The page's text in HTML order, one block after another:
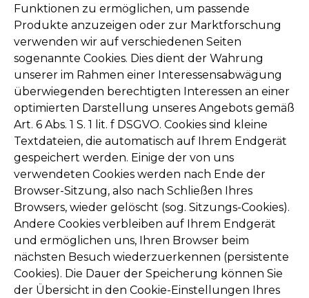
Funktionen zu ermöglichen, um passende
Produkte anzuzeigen oder zur Marktforschung
verwenden wir auf verschiedenen Seiten
sogenannte Cookies. Dies dient der Wahrung
unserer im Rahmen einer Interessensabwägung
überwiegenden berechtigten Interessen an einer
optimierten Darstellung unseres Angebots gemäß
Art. 6 Abs. 1 S. 1 lit. f DSGVO. Cookies sind kleine
Textdateien, die automatisch auf Ihrem Endgerät
gespeichert werden. Einige der von uns
verwendeten Cookies werden nach Ende der
Browser-Sitzung, also nach Schließen Ihres
Browsers, wieder gelöscht (sog. Sitzungs-Cookies).
Andere Cookies verbleiben auf Ihrem Endgerät
und ermöglichen uns, Ihren Browser beim
nächsten Besuch wiederzuerkennen (persistente
Cookies). Die Dauer der Speicherung können Sie
der Übersicht in den Cookie-Einstellungen Ihres